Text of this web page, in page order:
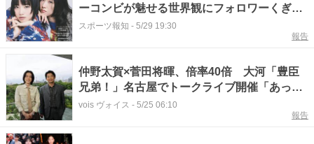
ーコンビが魅せる世界観にフォロワーくぎ付
け…
スポーツ報知 - 5/29 19:30
報告
仲野太賀×菅田将暉、倍率40倍 大河「豊臣
兄弟！」名古屋でトークライブ開催「あっと
いう間の1時間でした」
vois ヴォイス - 5/25 06:10
報告